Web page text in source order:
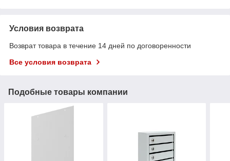
Условия возврата
Возврат товара в течение 14 дней по договоренности
Все условия возврата
Подобные товары компании